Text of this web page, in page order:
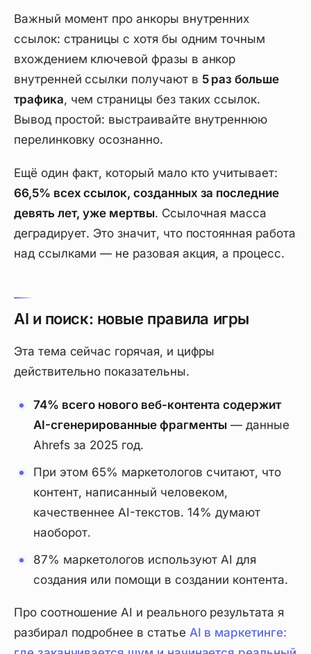
Важный момент про анкоры внутренних
ссылок: страницы с хотя бы одним точным
вхождением ключевой фразы в анкор
внутренней ссылки получают в 5 раз больше
трафика, чем страницы без таких ссылок.
Вывод простой: выстраивайте внутреннюю
перелинковку осознанно.
Ещё один факт, который мало кто учитывает:
66,5% всех ссылок, созданных за последние
девять лет, уже мертвы. Ссылочная масса
деградирует. Это значит, что постоянная работа
над ссылками — не разовая акция, а процесс.
AI и поиск: новые правила игры
Эта тема сейчас горячая, и цифры
действительно показательны.
74% всего нового веб-контента содержит
AI-сгенерированные фрагменты — данные
Ahrefs за 2025 год.
При этом 65% маркетологов считают, что
контент, написанный человеком,
качественнее AI-текстов. 14% думают
наоборот.
87% маркетологов используют AI для
создания или помощи в создании контента.
Про соотношение AI и реального результата я
разбирал подробнее в статье AI в маркетинге: